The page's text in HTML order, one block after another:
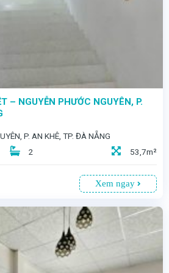
– NGUYỄN PHƯỚC NGUYÊN, P.
P. AN KHÊ, TP. ĐÀ NẴNG
2 53,7m²
Xem ngay